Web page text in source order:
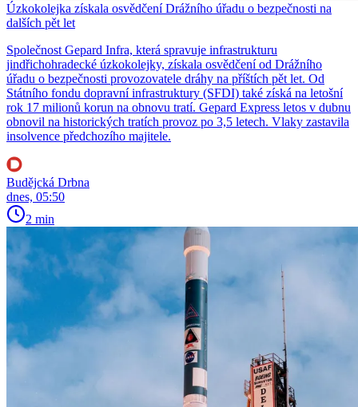
Úzkokolejka získala osvědčení Drážního úřadu o bezpečnosti na
dalších pět let
Společnost Gepard Infra, která spravuje infrastrukturu
jindřichohradecké úzkokolejky, získala osvědčení od Drážního
úřadu o bezpečnosti provozovatele dráhy na příštích pět let. Od
Státního fondu dopravní infrastruktury (SFDI) také získá na letošní
rok 17 milionů korun na obnovu tratí. Gepard Express letos v dubnu
obnovil na historických tratích provoz po 3,5 letech. Vlaky zastavila
insolvence předchozího majitele.
Budějcká Drbna
dnes, 05:50
2 min